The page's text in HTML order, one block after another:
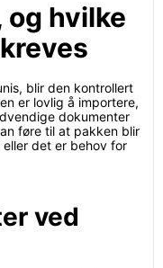
og hvilke
blir den kontrollert
er lovlig å importere,
dokumenter
føre til at pakken blir
det er behov for
ved